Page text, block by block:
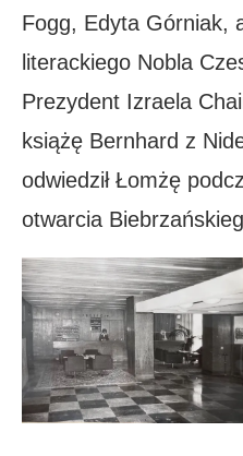
Fogg, Edyta Górniak,
literackiego Nobla
Prezydent Izraela
książę Bernhard z
odwiedził Łomżę
otwarcia